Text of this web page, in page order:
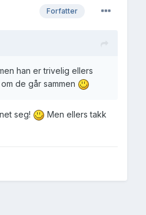
Forfatter
han er trivelig ellers
de går sammen
seg!
Men ellers takk